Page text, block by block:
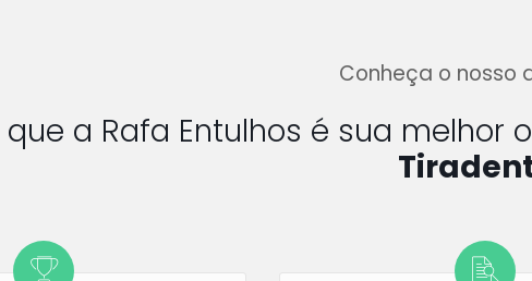
Conheça o nosso
a Rafa Entulhos é sua melhor